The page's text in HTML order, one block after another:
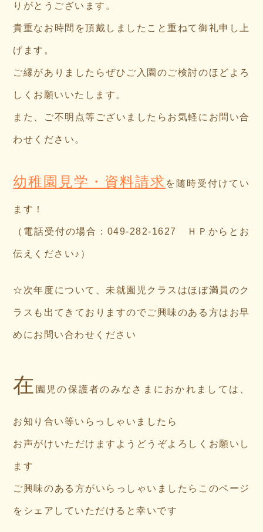
りがとうございます。
貴重なお時間を頂戴しましたこと重ねて御礼申し上
げます。
ご縁がありましたらぜひご入園のご検討のほどよろ
しくお願いいたします。
また、ご不明点等ございましたらお気軽にお問い合
わせください。
幼稚園見学・資料請求 を随時受付けてい
ます！
（電話受付の場合：049-282-1627 ＨＰからとお
伝えください♪）
☆次年度について、未就園児クラスはほぼ満員のク
ラスも出てきておりますのでご興味のある方はお早
めにお問い合わせください
在 園児の保護者のみなさまにおかれましては、
お知り合い等いらっしゃいましたら
お声がけいただけますようどうぞよろしくお願いし
ます
ご興味のある方がいらっしゃいましたらこのページ
をシェアしていただけると幸いです